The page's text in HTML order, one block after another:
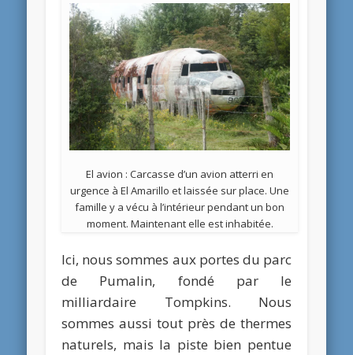
El avion : Carcasse d’un avion atterri en
urgence à El Amarillo et laissée sur place. Une
famille y a vécu à l’intérieur pendant un bon
moment. Maintenant elle est inhabitée.
Ici, nous sommes aux portes du parc
de Pumalin, fondé par le
milliardaire Tompkins. Nous
sommes aussi tout près de thermes
naturels, mais la piste bien pentue